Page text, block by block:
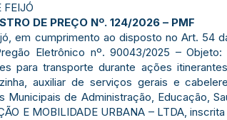
FEIJÓ
DE PREÇO Nº. 124/2026 – PMF
em cumprimento ao disposto no Art. 54
Eletrônico nº. 90043/2025 –
para transporte durante ações
auxiliar de serviços gerais e
de Administração, Educação,
E MOBILIDADE URBANA – LTDA,